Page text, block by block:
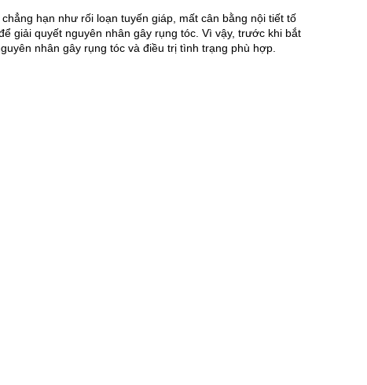
hạn như rối loạn tuyến giáp, mất cân bằng nội tiết tố
giải quyết nguyên nhân gây rụng tóc. Vì vậy, trước khi bắt
nhân gây rụng tóc và điều trị tình trạng phù hợp.